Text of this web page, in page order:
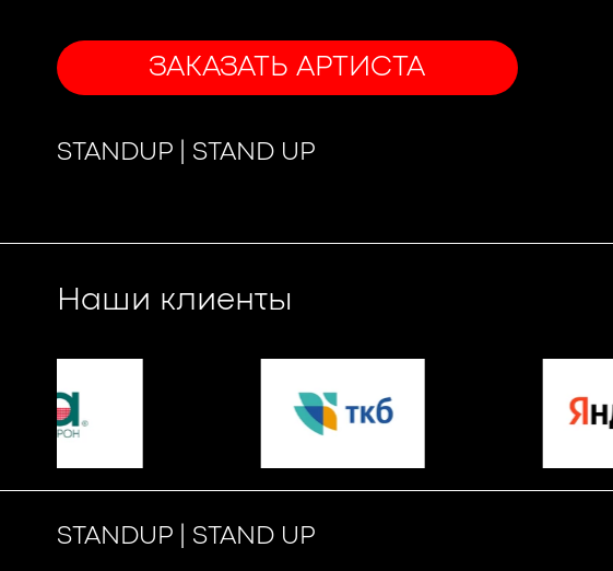
ЗАКАЗАТЬ АРТИСТА
STANDUP | STAND UP
Наши клиенты
STANDUP | STAND UP